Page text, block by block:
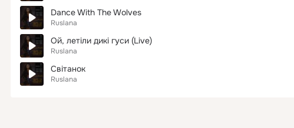
Dance With The Wolves
Ruslana
Ой, летіли дикі гуси (Live)
Ruslana
Світанок
Ruslana